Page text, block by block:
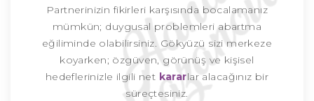
Partnerinizin fikirleri karşısında bocalamanız
mümkün; duygusal problemleri abartma
eğiliminde olabilirsiniz. Gökyüzü sizi merkeze
koyarken; özgüven, görünüş ve kişisel
hedeflerinizle ilgili net kararlar alacağınız bir
süreçtesiniz.